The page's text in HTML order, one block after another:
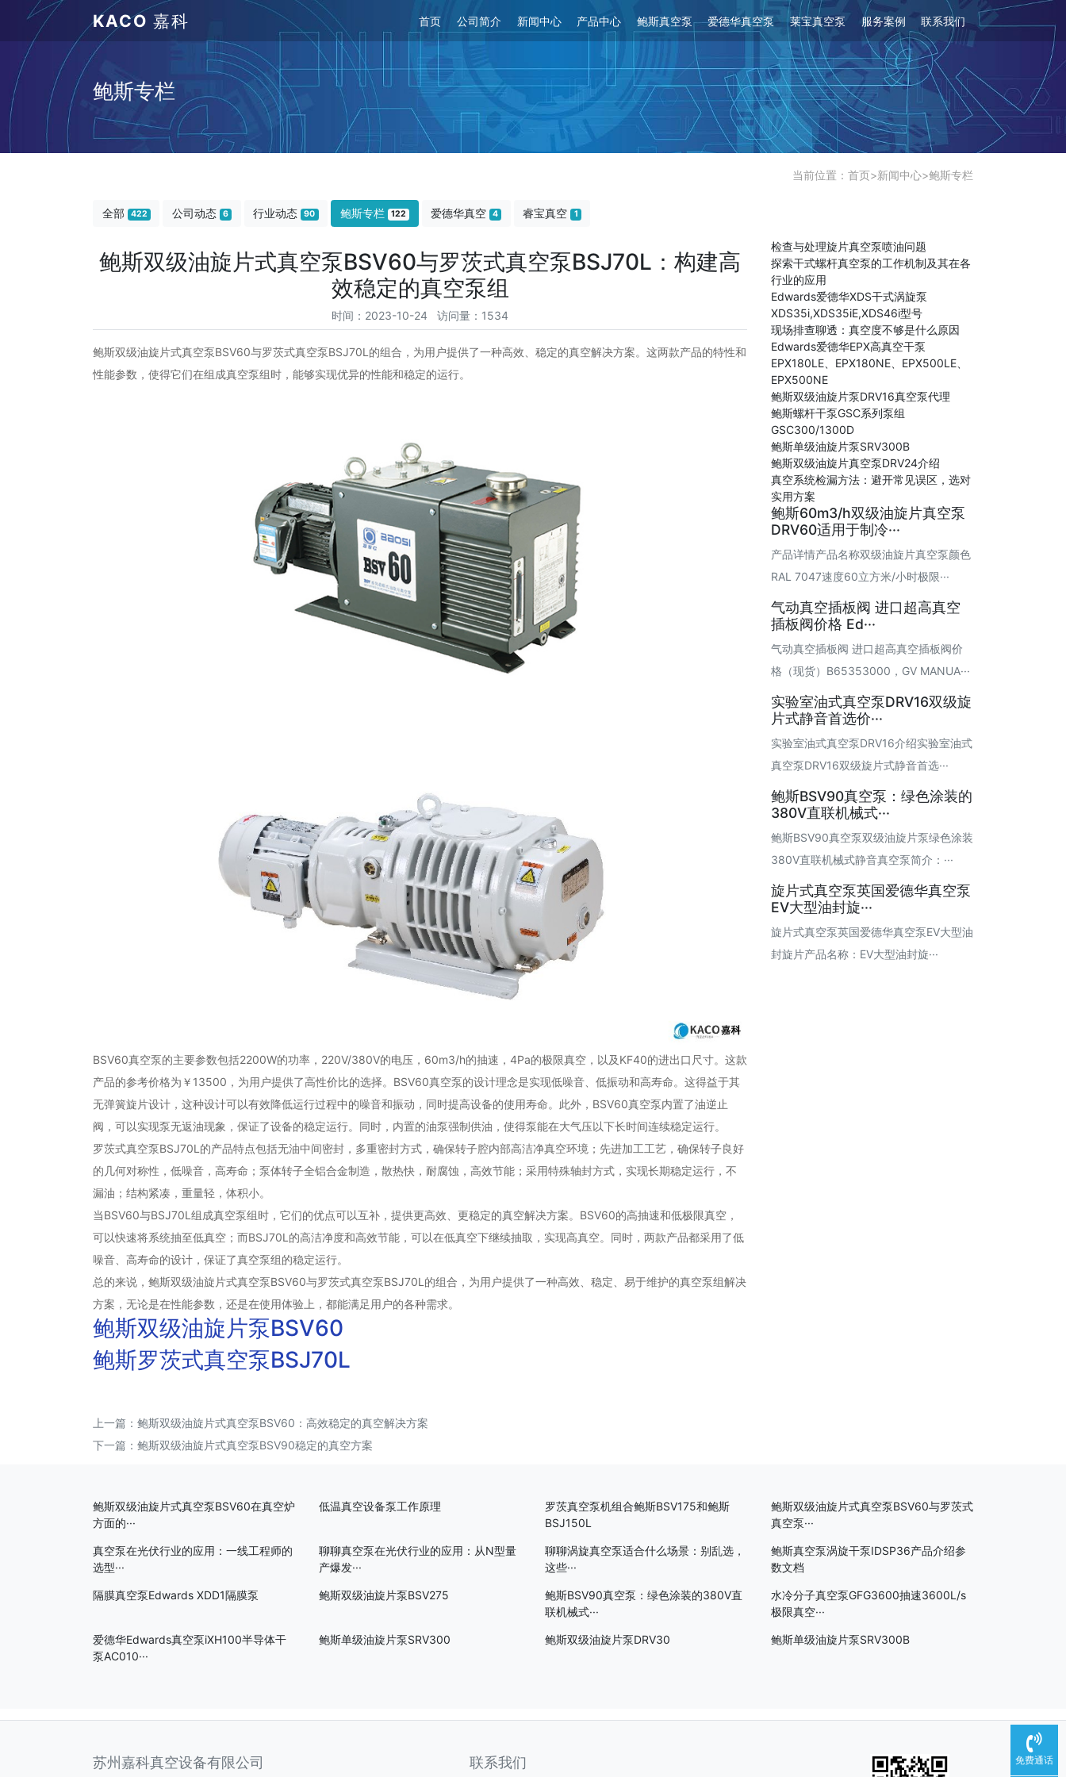
KACO 嘉科 首页 公司简介 新闻中心 产品中心 鲍斯真空泵 爱德华真空泵 莱宝真空泵 服务案例 联系我们
鲍斯专栏
当前位置： 首页>新闻中心>鲍斯专栏
全部 422 公司动态 6 行业动态 90 鲍斯专栏 122 爱德华真空 4 睿宝真空 1
鲍斯双级油旋片式真空泵BSV60与罗茨式真空泵BSJ70L：构建高
效稳定的真空泵组
时间：2023-10-24 访问量：1534
鲍斯双级油旋片式真空泵BSV60与罗茨式真空泵BSJ70L的组合，为用户提供了一种高效、稳定的真空解决方案。这两款产品的特性和
性能参数，使得它们在组成真空泵组时，能够实现优异的性能和稳定的运行。
BSV60真空泵的主要参数包括2200W的功率，220V/380V的电压，60m3/h的抽速，4Pa的极限真空，以及KF40的进出口尺寸。这款
产品的参考价格为￥13500，为用户提供了高性价比的选择。BSV60真空泵的设计理念是实现低噪音、低振动和高寿命。这得益于其
无弹簧旋片设计，这种设计可以有效降低运行过程中的噪音和振动，同时提高设备的使用寿命。此外，BSV60真空泵内置了油逆止
阀，可以实现泵无返油现象，保证了设备的稳定运行。同时，内置的油泵强制供油，使得泵能在大气压以下长时间连续稳定运行。
罗茨式真空泵BSJ70L的产品特点包括无油中间密封，多重密封方式，确保转子腔内部高洁净真空环境；先进加工工艺，确保转子良好
的几何对称性，低噪音，高寿命；泵体转子全铝合金制造，散热快，耐腐蚀，高效节能；采用特殊轴封方式，实现长期稳定运行，不
漏油；结构紧凑，重量轻，体积小。
当BSV60与BSJ70L组成真空泵组时，它们的优点可以互补，提供更高效、更稳定的真空解决方案。BSV60的高抽速和低极限真空，
可以快速将系统抽至低真空；而BSJ70L的高洁净度和高效节能，可以在低真空下继续抽取，实现高真空。同时，两款产品都采用了低
噪音、高寿命的设计，保证了真空泵组的稳定运行。
总的来说，鲍斯双级油旋片式真空泵BSV60与罗茨式真空泵BSJ70L的组合，为用户提供了一种高效、稳定、易于维护的真空泵组解决
方案，无论是在性能参数，还是在使用体验上，都能满足用户的各种需求。
鲍斯双级油旋片泵BSV60
鲍斯罗茨式真空泵BSJ70L
上一篇： 鲍斯双级油旋片式真空泵BSV60：高效稳定的真空解决方案
下一篇： 鲍斯双级油旋片式真空泵BSV90稳定的真空方案
检查与处理旋片真空泵喷油问题
探索干式螺杆真空泵的工作机制及其在各
行业的应用
Edwards爱德华XDS干式涡旋泵
XDS35i,XDS35iE,XDS46i型号
现场排查聊透：真空度不够是什么原因
Edwards爱德华EPX高真空干泵
EPX180LE、EPX180NE、EPX500LE、
EPX500NE
鲍斯双级油旋片泵DRV16真空泵代理
鲍斯螺杆干泵GSC系列泵组
GSC300/1300D
鲍斯单级油旋片泵SRV300B
鲍斯双级油旋片真空泵DRV24介绍
真空系统检漏方法：避开常见误区，选对
实用方案
鲍斯60m3/h双级油旋片真空泵
DRV60适用于制冷···
产品详情产品名称双级油旋片真空泵颜色
RAL 7047速度60立方米/小时极限···
气动真空插板阀 进口超高真空
插板阀价格 Ed···
气动真空插板阀 进口超高真空插板阀价
格（现货）B65353000，GV MANUA···
实验室油式真空泵DRV16双级旋
片式静音首选价···
实验室油式真空泵DRV16介绍实验室油式
真空泵DRV16双级旋片式静音首选···
鲍斯BSV90真空泵：绿色涂装的
380V直联机械式···
鲍斯BSV90真空泵双级油旋片泵绿色涂装
380V直联机械式静音真空泵简介：···
旋片式真空泵英国爱德华真空泵
EV大型油封旋···
旋片式真空泵英国爱德华真空泵EV大型油
封旋片产品名称：EV大型油封旋···
鲍斯双级油旋片式真空泵BSV60在真空炉
方面的···
低温真空设备泵工作原理
罗茨真空泵机组合鲍斯BSV175和鲍斯
BSJ150L
鲍斯双级油旋片式真空泵BSV60与罗茨式
真空泵···
真空泵在光伏行业的应用：一线工程师的
选型···
聊聊真空泵在光伏行业的应用：从N型量
产爆发···
聊聊涡旋真空泵适合什么场景：别乱选，
这些···
鲍斯真空泵涡旋干泵IDSP36产品介绍参
数文档
隔膜真空泵Edwards XDD1隔膜泵 鲍斯双级油旋片泵BSV275
鲍斯BSV90真空泵：绿色涂装的380V直
联机械式···
水冷分子真空泵GFG3600抽速3600L/s
极限真空···
爱德华Edwards真空泵iXH100半导体干
泵AC010···
鲍斯单级油旋片泵SRV300 鲍斯双级油旋片泵DRV30 鲍斯单级油旋片泵SRV300B
苏州嘉科真空设备有限公司 联系我们 免费通话